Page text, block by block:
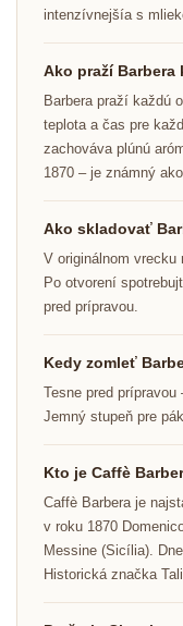
intenzívnejšía s
Ako praží Barbera
Barbera praží každú
teplota a čas pre
zachováva plúnú
1870 – je známný
Ako skladovať
V originálnom vrecku
Po otvorení
pred prípravou.
Kedy zomleť
Tesne pred
Jemný stupeň pre
Kto je Caffè
Caffè Barbera je
v roku 1870
Messine (Sicília).
Historická značka